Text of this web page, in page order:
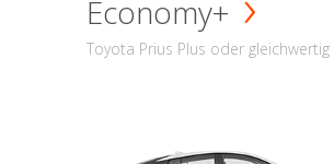
Economy+
Toyota Prius Plus oder gleichwertig